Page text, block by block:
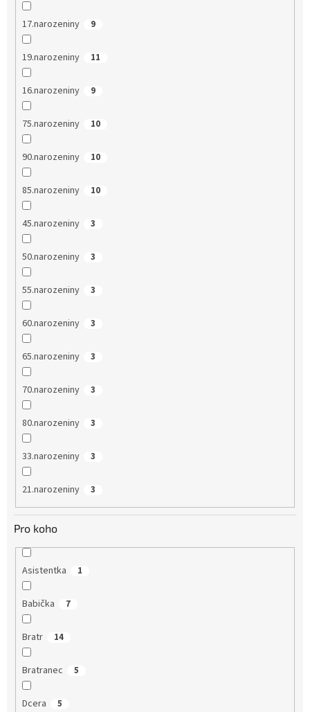
17.narozeniny 9
19.narozeniny 11
16.narozeniny 9
75.narozeniny 10
90.narozeniny 10
85.narozeniny 10
45.narozeniny 3
50.narozeniny 3
55.narozeniny 3
60.narozeniny 3
65.narozeniny 3
70.narozeniny 3
80.narozeniny 3
33.narozeniny 3
21.narozeniny 3
Pro koho
Asistentka 1
Babička 7
Bratr 14
Bratranec 5
Dcera 5